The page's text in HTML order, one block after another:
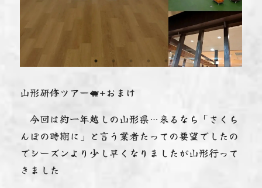
山形研修ツアー🐖+おまけ
今回は約一年越しの山形県…来るなら「さくら
んぼの時期に」と言う業者たっての要望でしたの
でシーズンより少し早くなりましたが山形行って
きました️